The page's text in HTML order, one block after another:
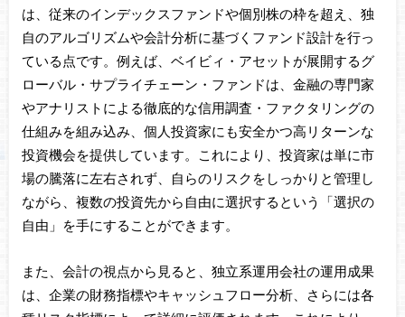
は、従来のインデックスファンドや個別株の枠を超え、独
自のアルゴリズムや会計分析に基づくファンド設計を行っ
ている点です。例えば、ベイビィ・アセットが展開するグ
ローバル・サプライチェーン・ファンドは、金融の専門家
やアナリストによる徹底的な信用調査・ファクタリングの
仕組みを組み込み、個人投資家にも安全かつ高リターンな
投資機会を提供しています。これにより、投資家は単に市
場の騰落に左右されず、自らのリスクをしっかりと管理し
ながら、複数の投資先から自由に選択するという「選択の
自由」を手にすることができます。
また、会計の視点から見ると、独立系運用会社の運用成果
は、企業の財務指標やキャッシュフロー分析、さらには各